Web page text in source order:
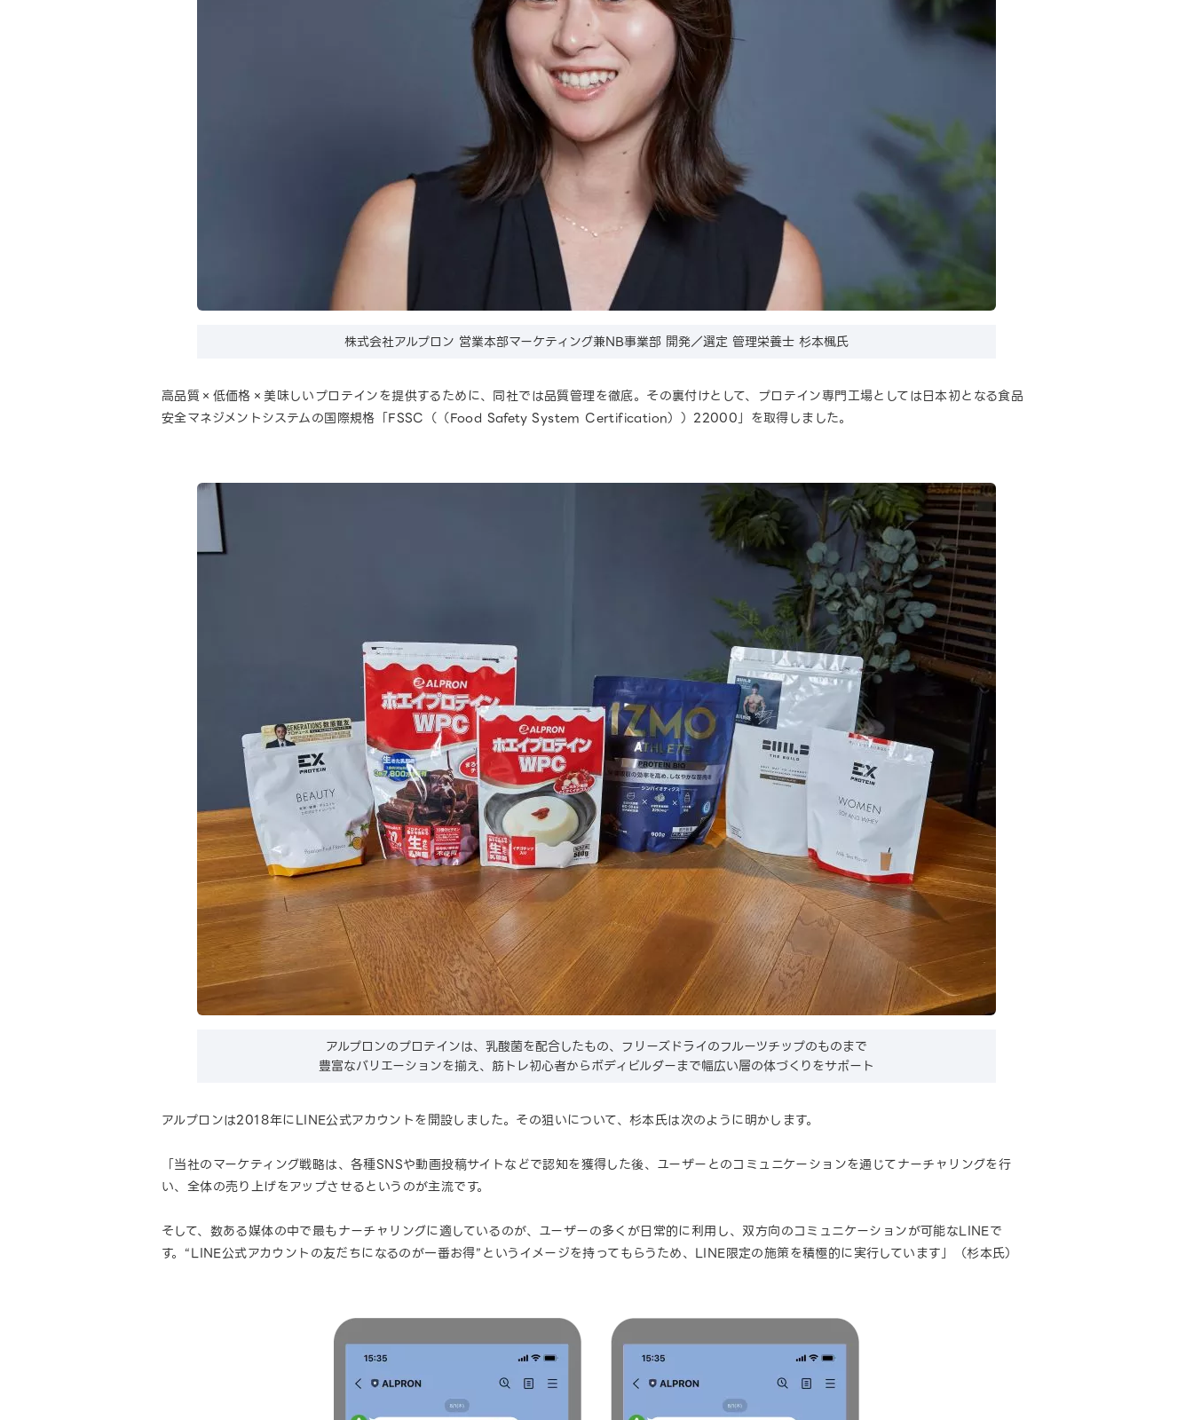
株式会社アルプロン 営業本部マーケティング兼NB事業部 開発／選定 管理栄養士 杉本楓氏
高品質×低価格×美味しいプロテインを提供するために、同社では品質管理を徹底。その裏付けとして、プロテイン専門工場としては日本初となる食品
安全マネジメントシステムの国際規格「FSSC（（Food Safety System Certification））22000」を取得しました。
アルプロンのプロテインは、乳酸菌を配合したもの、フリーズドライのフルーツチップのものまで
豊富なバリエーションを揃え、筋トレ初心者からボディビルダーまで幅広い層の体づくりをサポート
アルプロンは2018年にLINE公式アカウントを開設しました。その狙いについて、杉本氏は次のように明かします。
「当社のマーケティング戦略は、各種SNSや動画投稿サイトなどで認知を獲得した後、ユーザーとのコミュニケーションを通じてナーチャリングを行
い、全体の売り上げをアップさせるというのが主流です。
そして、数ある媒体の中で最もナーチャリングに適しているのが、ユーザーの多くが日常的に利用し、双方向のコミュニケーションが可能なLINEで
す。“LINE公式アカウントの友だちになるのが一番お得”というイメージを持ってもらうため、LINE限定の施策を積極的に実行しています」（杉本氏）